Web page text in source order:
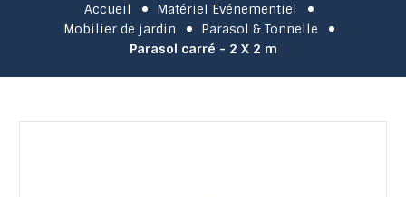
Accueil
Matériel Evénementiel
Mobilier de jardin
Parasol & Tonnelle
Parasol carré - 2 X 2 m